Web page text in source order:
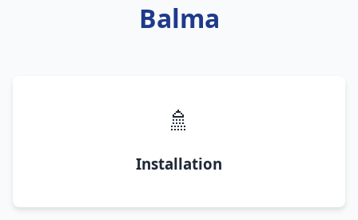
Balma
🚿
Installation